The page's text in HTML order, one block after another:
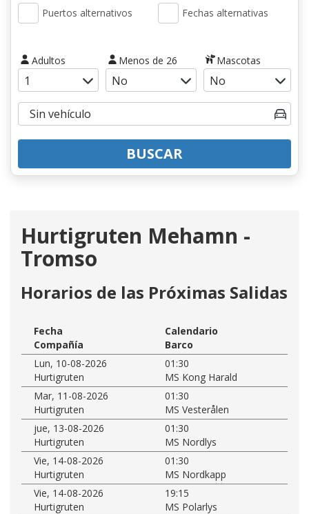
Puertos alternativos Fechas alternativas
Adultos Menos de 26 Mascotas
BUSCAR
Hurtigruten Mehamn -
Tromso
Horarios de las Próximas Salidas
Fecha
Calendario
Compañía
Barco
Lun, 10-08-2026
01:30
Hurtigruten
MS Kong Harald
Mar, 11-08-2026
01:30
Hurtigruten
MS Vesterålen
jue, 13-08-2026
01:30
Hurtigruten
MS Nordlys
Vie, 14-08-2026
01:30
Hurtigruten
MS Nordkapp
Vie, 14-08-2026
19:15
Hurtigruten
MS Polarlys